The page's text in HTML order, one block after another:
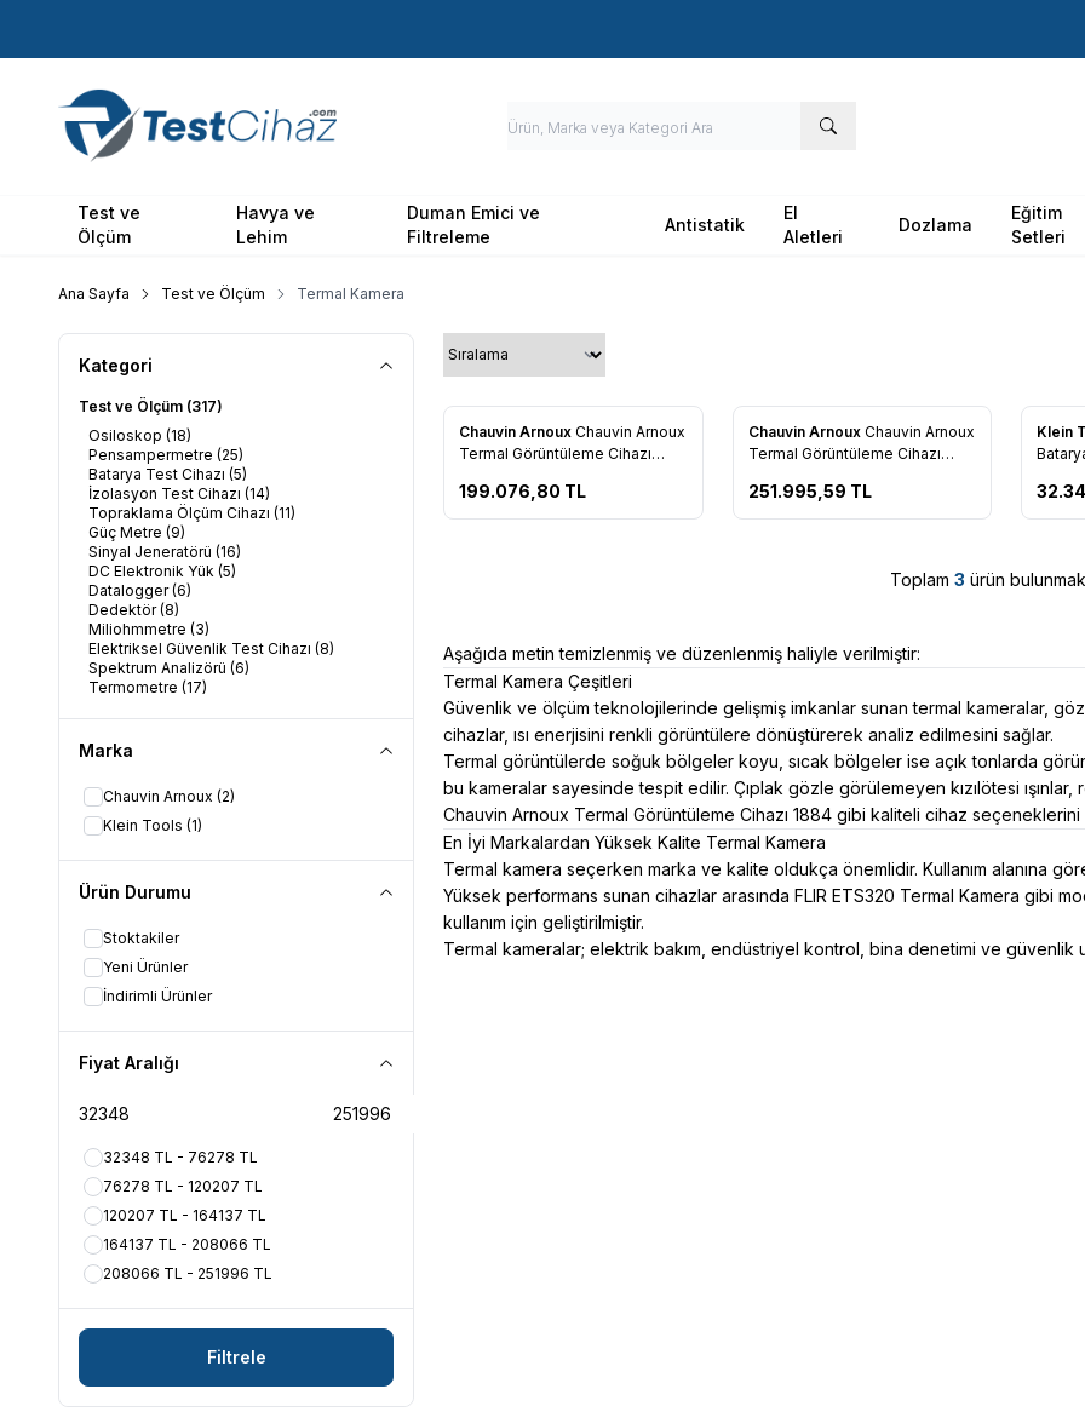
Test ve
Ölçüm
Havya ve
Lehim
Duman Emici ve
Filtreleme
Antistatik
El
Aletleri
Dozlama
Eğitim
Setleri
Ana Sayfa Test ve Ölçüm Termal Kamera
Kategori
Test ve Ölçüm (317)
Osiloskop (18)
Pensampermetre (25)
Batarya Test Cihazı (5)
İzolasyon Test Cihazı (14)
Topraklama Ölçüm Cihazı (11)
Güç Metre (9)
Sinyal Jeneratörü (16)
DC Elektronik Yük (5)
Datalogger(6)
Dedektör(8)
Miliohmmetre (3)
Elektriksel Güvenlik Test Cihazı (8)
Spektrum Analizörü (6)
Termometre (17)
Nem Ölçer(2)
Proplar
Multimetre
Güç Kaynağı(27)
LCR Metre(10)
Sınırlı Stoklu Ürünler
USB-I²C/SPI Dönüştürücü(3)
Mikroohmetre
Ethernet Kablo Test Cihazı
Lüx Metre(1)
Marka
Chauvin Arnoux (2)
Klein Tools (1)
Ürün Durumu
Stoktakiler
Yeni Ürünler
İndirimli Ürünler
Fiyat Aralığı
32348 TL - 76278 TL
76278 TL - 120207 TL
120207 TL - 164137 TL
164137 TL - 208066 TL
208066 TL - 251996 TL
Filtrele
Favorilere Ekle
Chauvin Arnoux Chauvin Arnoux
Termal Görüntüleme Cihazı
199.076,80 TL
Favorilere Ekle
Chauvin Arnoux Chauvin Arnoux
Termal Görüntüleme Cihazı
251.995,59 TL
Klein
Toplam 3 ürün
Aşağıda metin temizlenmiş ve düzenlenmiş haliyle verilmiştir:
Termal Kamera Çeşitleri
Güvenlik ve ölçüm teknolojilerinde gelişmiş imkanlar sunan termal kameralar,
cihazlar, ısı enerjisini renkli görüntülere dönüştürerek analiz edilmesini sağlar.
Termal görüntülerde soğuk bölgeler koyu, sıcak bölgeler ise açık tonlarda
bu kameralar sayesinde tespit edilir. Çıplak gözle görülemeyen kızılötesi ışınlar,
Chauvin Arnoux Termal Görüntüleme Cihazı 1884 gibi kaliteli cihaz
En İyi Markalardan Yüksek Kalite Termal Kamera
Termal kamera seçerken marka ve kalite oldukça önemlidir. Kullanım alanına
Yüksek performans sunan cihazlar arasında FLIR ETS320 Termal Kamera gibi
kullanım için geliştirilmiştir.
Termal kameralar; elektrik bakım, endüstriyel kontrol, bina denetimi ve güvenlik